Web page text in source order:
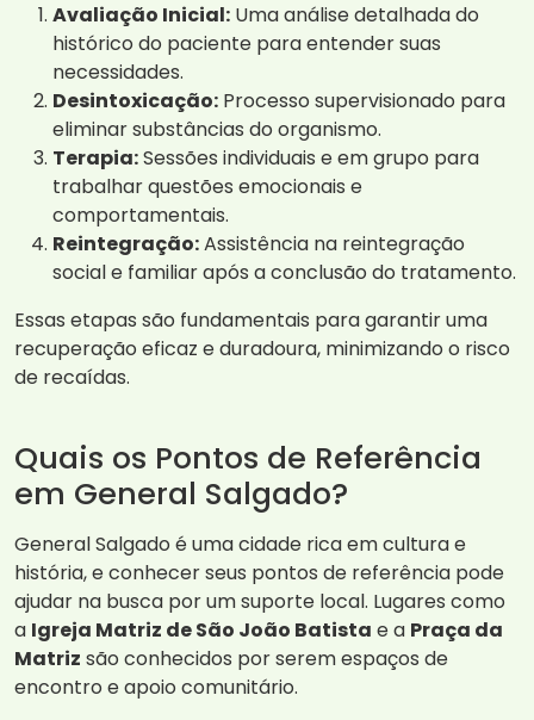
Avaliação Inicial: Uma análise detalhada do
histórico do paciente para entender suas
necessidades.
Desintoxicação: Processo supervisionado para
eliminar substâncias do organismo.
Terapia:Sessões individuais e em grupo para
trabalhar questões emocionais e
comportamentais.
Reintegração:Assistência na reintegração
social e familiar após a conclusão do tratamento.
Essas etapas são fundamentais para garantir uma
recuperação eficaz e duradoura, minimizando o risco
de recaídas.
Quais os Pontos de Referência
em General Salgado?
General Salgado é uma cidade rica em cultura e
história, e conhecer seus pontos de referência pode
ajudar na busca por um suporte local. Lugares como
a Igreja Matriz de São João Batista e a Praça da
Matriz são conhecidos por serem espaços de
encontro e apoio comunitário.